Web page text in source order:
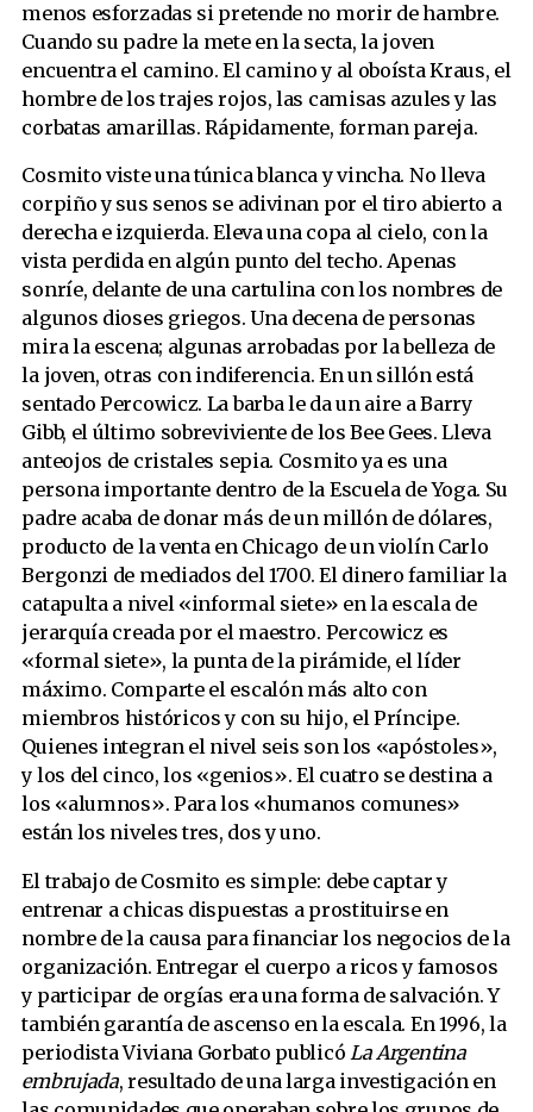
menos esforzadas si pretende no morir de hambre.
Cuando su padre la mete en la secta, la joven
encuentra el camino. El camino y al oboísta Kraus, el
hombre de los trajes rojos, las camisas azules y las
corbatas amarillas. Rápidamente, forman pareja.
Cosmito viste una túnica blanca y vincha. No lleva
corpiño y sus senos se adivinan por el tiro abierto a
derecha e izquierda. Eleva una copa al cielo, con la
vista perdida en algún punto del techo. Apenas
sonríe, delante de una cartulina con los nombres de
algunos dioses griegos. Una decena de personas
mira la escena; algunas arrobadas por la belleza de
la joven, otras con indiferencia. En un sillón está
sentado Percowicz. La barba le da un aire a Barry
Gibb, el último sobreviviente de los Bee Gees. Lleva
anteojos de cristales sepia. Cosmito ya es una
persona importante dentro de la Escuela de Yoga. Su
padre acaba de donar más de un millón de dólares,
producto de la venta en Chicago de un violín Carlo
Bergonzi de mediados del 1700. El dinero familiar la
catapulta a nivel «informal siete» en la escala de
jerarquía creada por el maestro. Percowicz es
«formal siete», la punta de la pirámide, el líder
máximo. Comparte el escalón más alto con
miembros históricos y con su hijo, el Príncipe.
Quienes integran el nivel seis son los «apóstoles»,
y los del cinco, los «genios». El cuatro se destina a
los «alumnos». Para los «humanos comunes»
están los niveles tres, dos y uno.
El trabajo de Cosmito es simple: debe captar y
entrenar a chicas dispuestas a prostituirse en
nombre de la causa para financiar los negocios de la
organización. Entregar el cuerpo a ricos y famosos
y participar de orgías era una forma de salvación. Y
también garantía de ascenso en la escala. En 1996, la
periodista Viviana Gorbato publicó La Argentina
embrujada, resultado de una larga investigación en